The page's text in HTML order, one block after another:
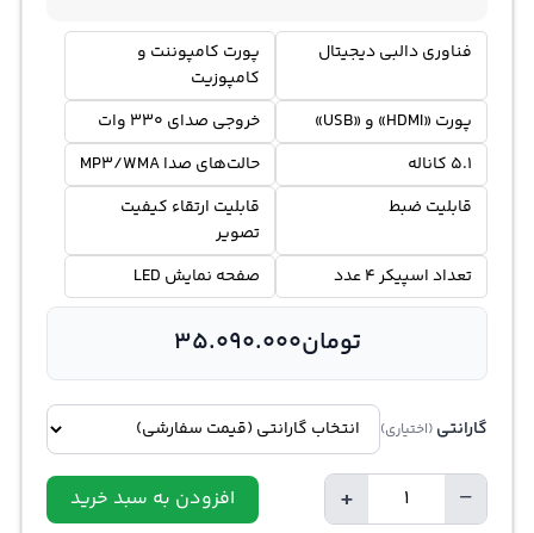
فناوری دالبی دیجیتال
پورت کامپوننت و
کامپوزیت
پورت «HDMI» و «USB»
خروجی صدای 330 وات
5.1 کاناله
حالت‌های صدا MP3/WMA
قابلیت ضبط
قابلیت ارتقاء کیفیت
تصویر
تعداد اسپیکر 4 عدد
صفحه نمایش LED
تومان35.090.000
گارانتی (اختیاری)
−
تعداد + افزودن به سبد خرید